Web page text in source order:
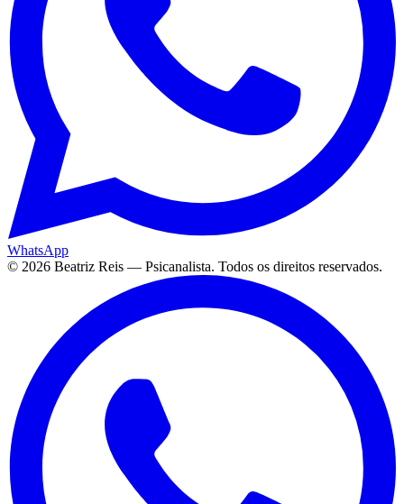
WhatsApp
© 2026 Beatriz Reis — Psicanalista. Todos os direitos reservados.